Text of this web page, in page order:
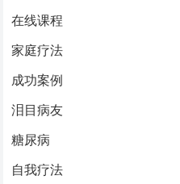
在线课程
家庭疗法
成功案例
泪目病友
糖尿病
自我疗法